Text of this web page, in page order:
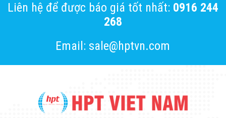
Liên hệ để được báo giá tốt nhất: 0916 244
268
Email: sale@hptvn.com